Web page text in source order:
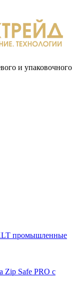
и упаковочного
промышленные
Zip Safe PRO с